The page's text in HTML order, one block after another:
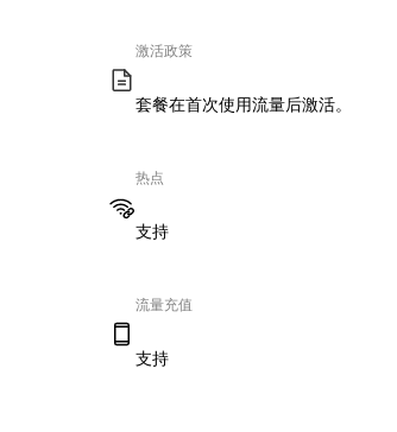
激活政策
套餐在首次使用流量后激活。
热点
支持
流量充值
支持